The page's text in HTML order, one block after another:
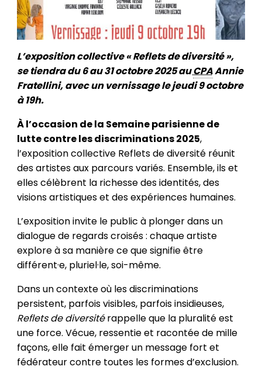
L’exposition collective « Reflets de diversité »,
se tiendra du 6 au 31 octobre 2025 auCPAAnnie
Fratellini, avec un vernissage le jeudi 9 octobre
à 19h.
À l’occasion de la Semaine parisienne de
lutte contre les discriminations 2025,
l’exposition collective Reflets de diversité réunit
des artistes aux parcours variés. Ensemble, ils et
elles célèbrent la richesse des identités, des
visions artistiques et des expériences humaines.
L’exposition invite le public à plonger dans un
dialogue de regards croisés : chaque artiste
explore à sa manière ce que signifie être
différent·e, pluriel·le, soi-même.
Dans un contexte où les discriminations
persistent, parfois visibles, parfois insidieuses,
Reflets de diversitérappelle que la pluralité est
une force. Vécue, ressentie et racontée de mille
façons, elle fait émerger un message fort et
fédérateur contre toutes les formes d’exclusion.